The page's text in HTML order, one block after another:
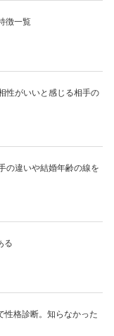
徴一覧
性がいいと感じる相手の
の違いや結婚年齢の線を
る
性格診断。知らなかった